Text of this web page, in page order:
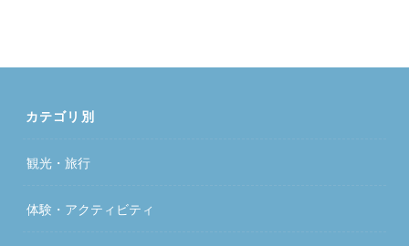
カテゴリ別
観光・旅行
体験・アクティビティ